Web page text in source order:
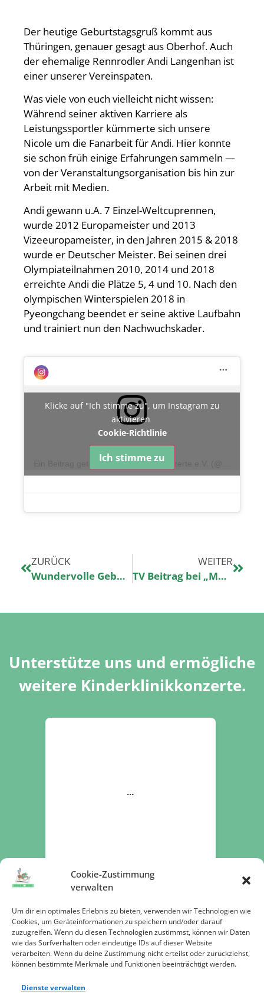
Cookie-Zustimmung
verwalten
Um dir ein optimales Erlebnis zu bieten, verwenden wir Technologien wie
Cookies, um Geräteinformationen zu speichern und/oder darauf
zuzugreifen. Wenn du diesen Technologien zustimmst, können wir Daten
wie das Surfverhalten oder eindeutige IDs auf dieser Website
verarbeiten. Wenn du deine Zustimmung nicht erteilst oder zurückziehst,
können bestimmte Merkmale und Funktionen beeinträchtigt werden.
Dienste verwalten
Der heutige Geburtstagsgruß kommt aus
Thüringen, genauer gesagt aus Oberhof. Auch
der ehemalige Rennrodler Andi Langenhan ist
einer unserer Vereinspaten.
Was viele von euch vielleicht nicht wissen:
Während seiner aktiven Karriere als
Leistungssportler kümmerte sich unsere
Nicole um die Fanarbeit für Andi. Hier konnte
sie schon früh einige Erfahrungen sammeln —
von der Veranstaltungsorganisation bis hin zur
Arbeit mit Medien.
Andi gewann u.A. 7 Einzel-Weltcuprennen,
wurde 2012 Europameister und 2013
Vizeeuropameister, in den Jahren 2015 & 2018
wurde er Deutscher Meister. Bei seinen drei
Olympiateilnahmen 2010, 2014 und 2018
erreichte Andi die Plätze 5, 4 und 10. Nach den
olympischen Winterspielen 2018 in
Pyeongchang beendet er seine aktive Laufbahn
und trainiert nun den Nachwuchskader.
Klicke auf "Ich stimme zu", um Instagram zu
aktivieren
Cookie-Richtlinie
Ich stimme zu
ZURÜCK
Wundervolle Geburtstagstorte aus dem Herzstück – Das Kuchenatelier
WEITER
TV Beitrag bei „MDR um 11“ in der ARD-Mediathek
Unterstütze uns und ermögliche
weitere Kinderklinikkonzerte.
Jetzt spenden